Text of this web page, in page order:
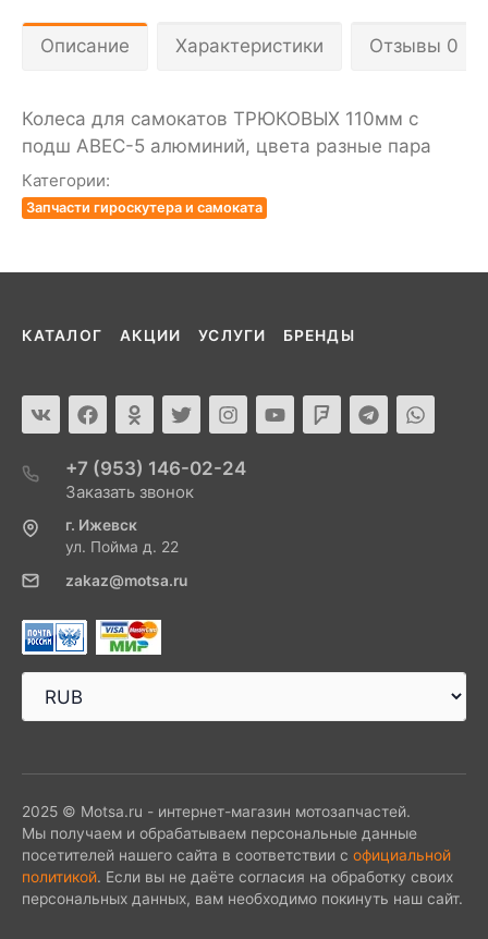
Описание Характеристики Отзывы 0
Колеса для самокатов ТРЮКОВЫХ 110мм с
подш ABEC-5 алюминий, цвета разные пара
Категории:
Запчасти гироскутера и самоката
КАТАЛОГ АКЦИИ УСЛУГИ БРЕНДЫ
+7 (953) 146-02-24
Заказать звонок
г. Ижевск
ул. Пойма д. 22
zakaz@motsa.ru
2025 © Motsa.ru - интернет-магазин мотозапчастей.
Мы получаем и обрабатываем персональные данные
посетителей нашего сайта в соответствии с официальной
политикой. Если вы не даёте согласия на обработку своих
персональных данных, вам необходимо покинуть наш сайт.